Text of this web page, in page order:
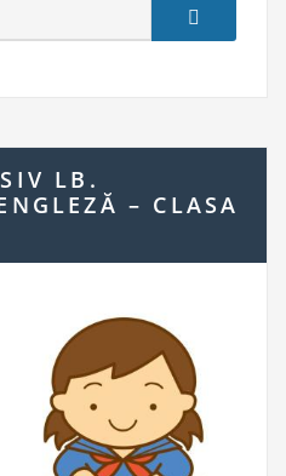
LB.
– CLASA